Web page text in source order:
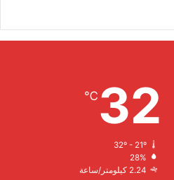
32
℃
32º - 21º
الرطوبة:
الرياح: